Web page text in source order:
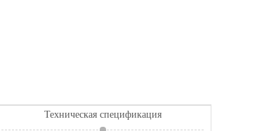
Техническая спецификация